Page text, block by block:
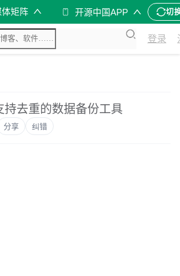
体矩阵 开源中国APP 切
登录
持去重的数据备份工具
分享 纠错